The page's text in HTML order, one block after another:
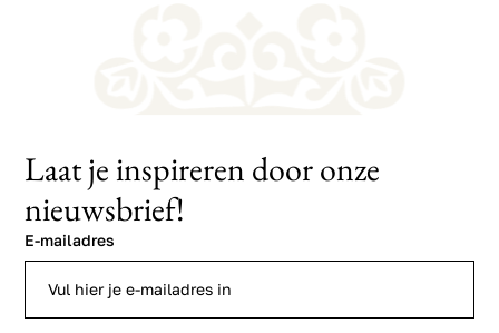
Laat je inspireren door onze
nieuwsbrief!
E-mailadres